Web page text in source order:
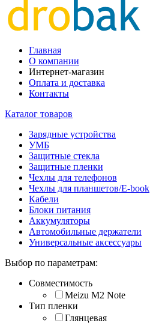
Главная
О компании
Интернет-магазин
Оплата и доставка
Контакты
Каталог товаров
Зарядные устройства
УМБ
Защитные стекла
Защитные пленки
Чехлы для телефонов
Чехлы для планшетов/E-book
Кабели
Блоки питания
Аккумуляторы
Автомобильные держатели
Универсальные аксессуары
Выбор по параметрам:
Совместимость
Meizu M2 Note
Тип пленки
Глянцевая